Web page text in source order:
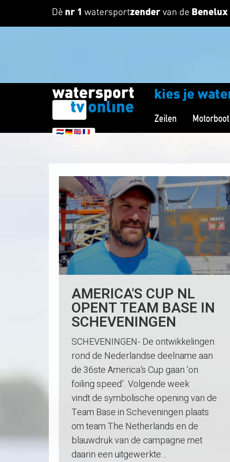
AMERICA'S CUP NL
OPENT TEAM BASE IN
SCHEVENINGEN
SCHEVENINGEN- De ontwikkelingen
rond de Nederlandse deelname aan
de 36ste America’s Cup gaan ‘on
foiling speed’. Volgende week
vindt de symbolische opening van de
Team Base in Scheveningen plaats
om team The Netherlands en de
blauwdruk van de campagne met
daarin een uitgewerkte…